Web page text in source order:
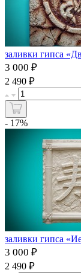
заливки гипса
3 000 ₽
2 490 ₽
- 17%
заливки гипса
3 000 ₽
2 490 ₽